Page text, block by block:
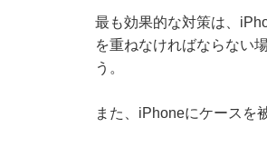
最も効果的な対策は、
を重ねなければならない
う。
また、iPhoneにケースを